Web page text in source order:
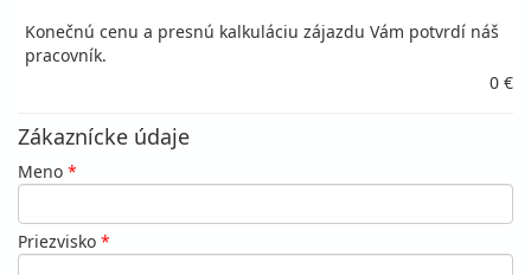
Konečnú cenu a presnú kalkuláciu zájazdu Vám potvrdí náš
pracovník.
0 €
Zákaznícke údaje
Meno *
Priezvisko *